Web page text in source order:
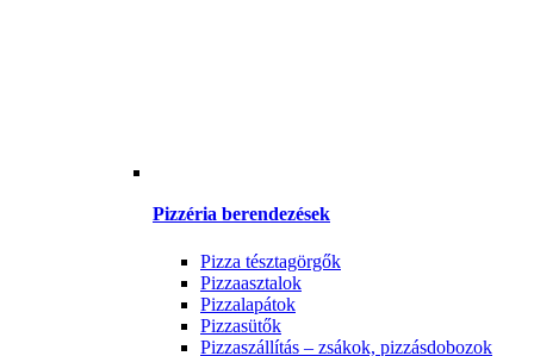
Pizzéria berendezések
Pizza tésztagörgők
Pizzaasztalok
Pizzalapátok
Pizzasütők
Pizzaszállítás – zsákok, pizzásdobozok